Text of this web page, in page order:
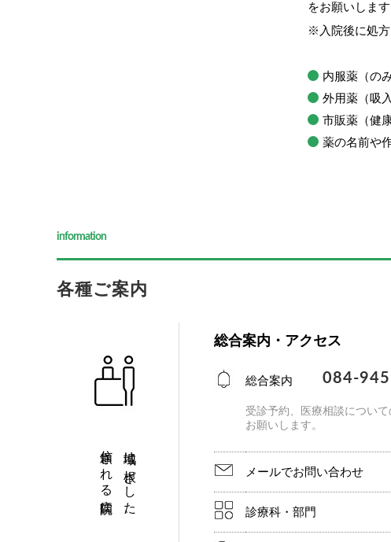
をお願いします
※入院後に処方
内服薬（の
外用薬（吸
市販薬（健
薬の名前や
information
各種ご案内
地域に根ざした、
信頼される病院に。
総合案内・アクセス
総合案内 084-
受診予約、医療相談につい
お願いします。
メールでお問い合わせ
診療科・部門